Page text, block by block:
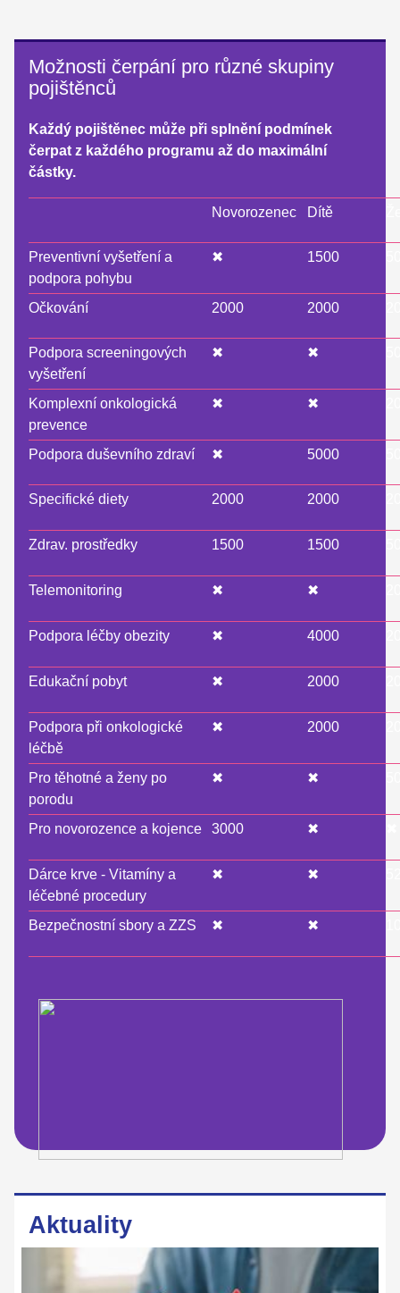
Možnosti čerpání pro různé skupiny
pojištěnců
Každý pojištěnec může při splnění podmínek
čerpat z každého programu až do maximální
částky.
Novorozenec Dítě
Preventivní vyšetření a
podpora pohybu
✖ 1500
Očkování 2000 2000
Podpora screeningových
vyšetření
✖ ✖
Komplexní onkologická
prevence
✖ ✖
Podpora duševního zdraví ✖ 5000
Specifické diety 2000 2000
Zdrav. prostředky 1500 1500
Telemonitoring ✖ ✖
Podpora léčby obezity ✖ 4000
Edukační pobyt ✖ 2000
Podpora při onkologické
léčbě
✖ 2000
Pro těhotné a ženy po
porodu
✖ ✖
Pro novorozence a kojence 3000 ✖
Dárce krve - Vitamíny a
léčebné procedury
✖ ✖
Bezpečnostní sbory a ZZS ✖ ✖
Aktuality